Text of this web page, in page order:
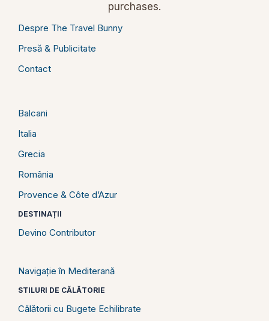
purchases.
Despre The Travel Bunny
Presă & Publicitate
Contact
Balcani
Italia
Grecia
România
Provence & Côte d’Azur
DESTINAȚII
Devino Contributor
Navigație în Mediterană
STILURI DE CĂLĂTORIE
Călătorii cu Bugete Echilibrate